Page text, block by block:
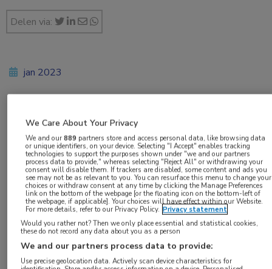
Delen via:
Behandeling met indacaterol plus
jan 2023
Vakgebieden:
Huisartsgeneeskunde, Longziekten
Tags:
glycopyrronium,indacaterol,roken
We Care About Your Privacy
We and our889 partners store and access personal data, like browsing data
or unique identifiers, on your device. Selecting "I Accept" enables tracking
technologies to support the purposes shown under "we and our partners
process data to provide," whereas selecting "Reject All" or withdrawing your
consent will disable them. If trackers are disabled, some content and ads you
see may not be as relevant to you. You can resurface this menu to change your
choices or withdraw consent at any time by clicking the Manage Preferences
link on the bottom of the webpage [or the floating icon on the bottom-left of
the webpage, if applicable]. Your choices will have effect within our Website.
For more details, refer to our Privacy Policy. Privacy statement
Would you rather not? Then we only place essential and statistical cookies,
these do not record any data about you as a person
We and our partners process data to provide:
Use precise geolocation data. Actively scan device characteristics for